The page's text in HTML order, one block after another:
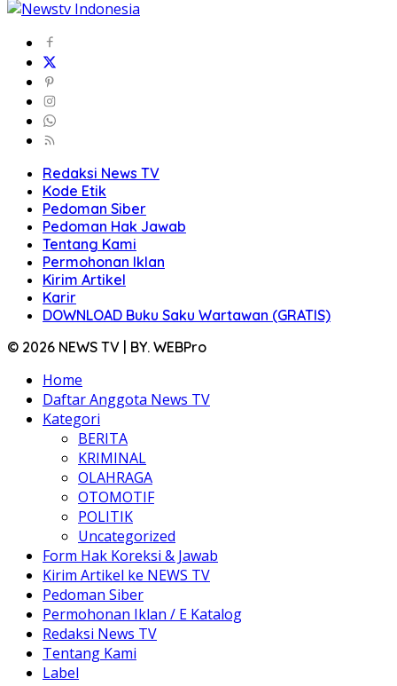
Redaksi News TV
Kode Etik
Pedoman Siber
Pedoman Hak Jawab
Tentang Kami
Permohonan Iklan
Kirim Artikel
Karir
DOWNLOAD Buku Saku Wartawan (GRATIS)
© 2026 NEWS TV | BY. WEBPro
Home
Daftar Anggota News TV
Kategori
BERITA
KRIMINAL
OLAHRAGA
OTOMOTIF
POLITIK
Uncategorized
Form Hak Koreksi & Jawab
Kirim Artikel ke NEWS TV
Pedoman Siber
Permohonan Iklan / E Katalog
Redaksi News TV
Tentang Kami
Label